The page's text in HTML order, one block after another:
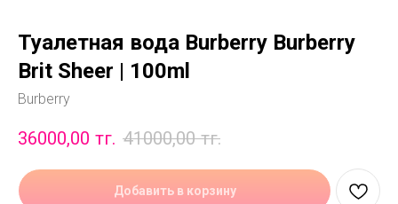
Туалетная вода Burberry Burberry
Brit Sheer | 100ml
Burberry
36000,00 тг. 41000,00 тг.
Добавить в корзину